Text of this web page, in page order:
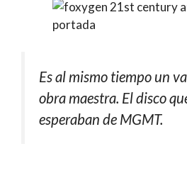
Es al mismo tiempo un
obra maestra. El disco
esperaban de MGMT.